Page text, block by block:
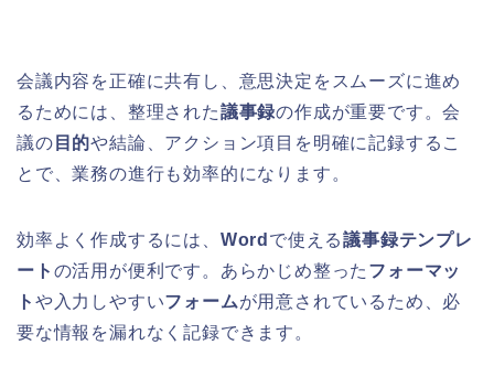
会議内容を正確に共有し、意思決定をスムーズに進め
るためには、整理された議事録の作成が重要です。会
議の 目的や結論、アクション項目を明確に記録するこ
とで、業務の進行も効率的になります。
効率よく作成するには、 Word で使える議事録テンプレ
ート の活用が便利です。あらかじめ整った フォーマッ
ト や入力しやすいフォームが用意されているため、必
要な情報を漏れなく記録できます。